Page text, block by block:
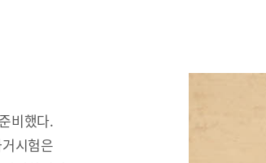
비했다.
시험은